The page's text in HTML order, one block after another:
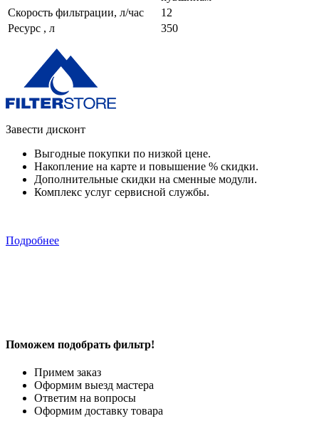
Скорость фильтрации, л/час
12
Ресурс , л
350
Завести дисконт
Выгодные покупки по низкой цене.
Накопление на карте и повышение % скидки.
Дополнительные скидки на сменные модули.
Комплекс услуг сервисной службы.
Подробнее
Поможем подобрать фильтр!
Примем заказ
Оформим выезд мастера
Ответим на вопросы
Оформим доставку товара